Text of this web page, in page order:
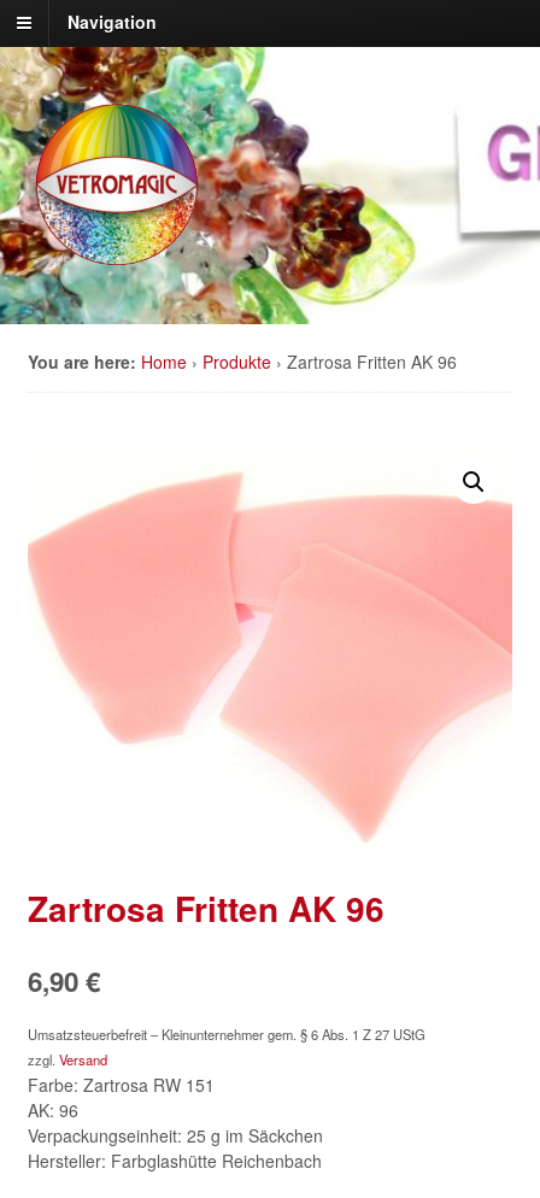
Navigation
You are here: Home › Produkte › Zartrosa Fritten AK 96
Zartrosa Fritten AK 96
6,90€
Umsatzsteuerbefreit – Kleinunternehmer gem. § 6 Abs. 1 Z 27 UStG
zzgl. Versand
Farbe: Zartrosa RW 151
AK: 96
Verpackungseinheit: 25 g im Säckchen
Hersteller: Farbglashütte Reichenbach